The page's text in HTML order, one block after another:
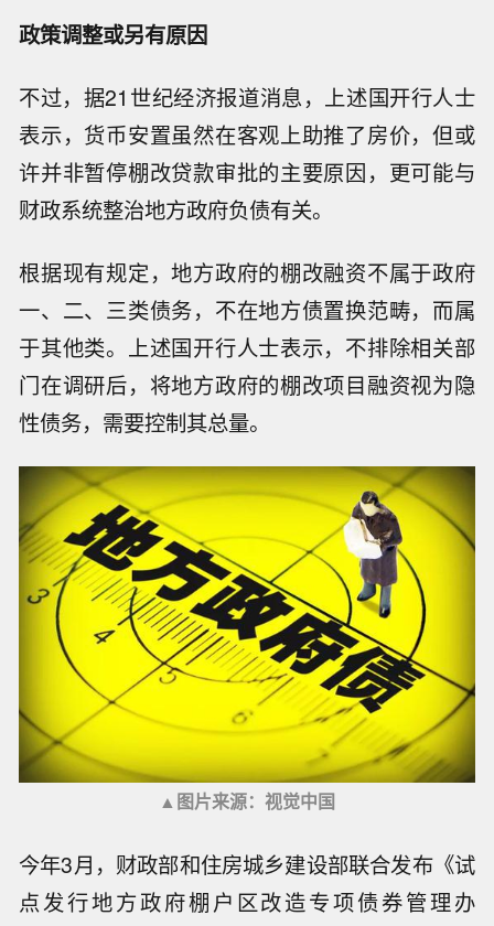
政策调整或另有原因
不过，据21世纪经济报道消息，上述国开行人士
表示，货币安置虽然在客观上助推了房价，但或
许并非暂停棚改贷款审批的主要原因，更可能与
财政系统整治地方政府负债有关。
根据现有规定，地方政府的棚改融资不属于政府
一、二、三类债务，不在地方债置换范畴，而属
于其他类。上述国开行人士表示，不排除相关部
门在调研后，将地方政府的棚改项目融资视为隐
性债务，需要控制其总量。
▲图片来源：视觉中国
今年3月，财政部和住房城乡建设部联合发布《试
点发行地方政府棚户区改造专项债券管理办